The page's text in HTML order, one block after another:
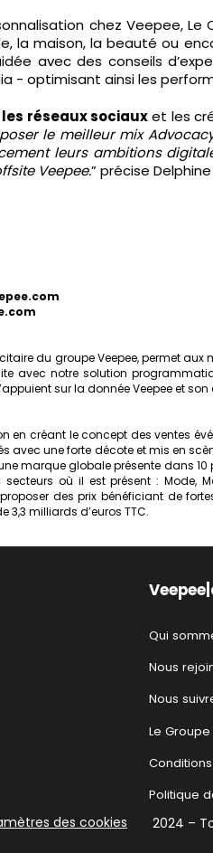
chez Veepee, Le
maison, la beauté ou
avec des conseils
- optimisant ainsi les
réseaux sociauxet les
le meilleur mix
leurs ambitions
Veepee.” précise
du groupe Veepee, permet
avec notre solution
sur la donnée Veepee et
en créant le concept des ventes
avec une forte décote et mis en
marque globale présente dans
où il est présent : Mode,
des prix bénéficiant de
3,3 milliards d’euros TTC.
Qui
Nous
Nous
Le
Politique
des cookies 2024 –